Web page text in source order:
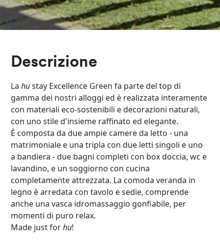
Descrizione
Lahustay Excellence Green fa parte del top di
gamma dei nostri alloggi ed è realizzata interamente
con materiali eco-sostenibili e decorazioni naturali,
con uno stile d'insieme raffinato ed elegante.
È composta da due ampie camere da letto - una
matrimoniale e una tripla con due letti singoli e uno
a bandiera - due bagni completi con box doccia, wc e
lavandino, e un soggiorno con cucina
completamente attrezzata. La comoda veranda in
legno è arredata con tavolo e sedie, comprende
anche una vasca idromassaggio gonfiabile, per
momenti di puro relax.
Made just forhu!